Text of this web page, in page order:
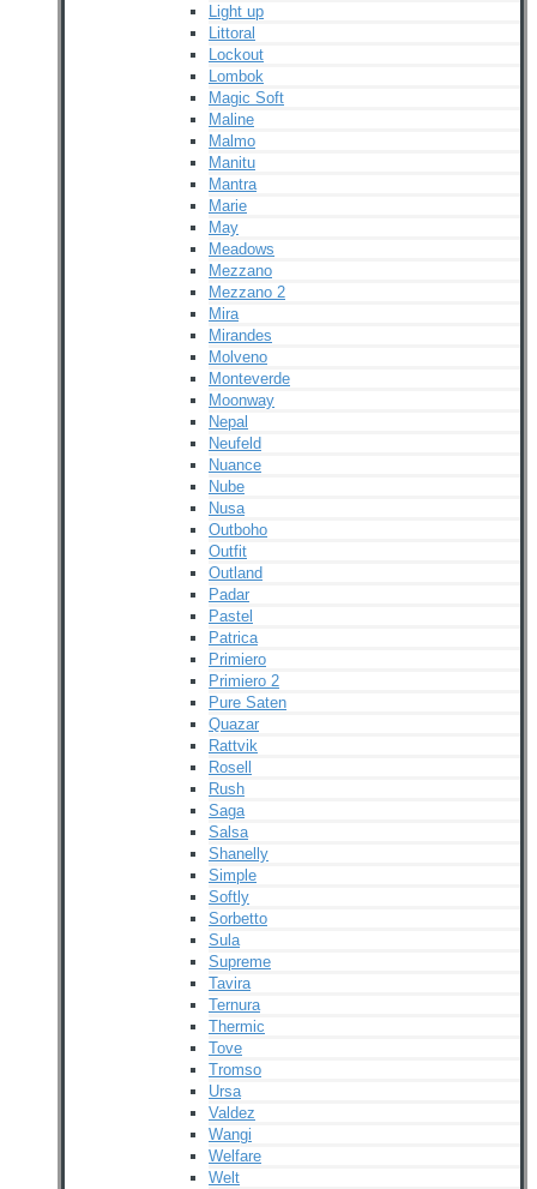
Light up
Littoral
Lockout
Lombok
Magic Soft
Maline
Malmo
Manitu
Mantra
Marie
May
Meadows
Mezzano
Mezzano 2
Mira
Mirandes
Molveno
Monteverde
Moonway
Nepal
Neufeld
Nuance
Nube
Nusa
Outboho
Outfit
Outland
Padar
Pastel
Patrica
Primiero
Primiero 2
Pure Saten
Quazar
Rattvik
Rosell
Rush
Saga
Salsa
Shanelly
Simple
Softly
Sorbetto
Sula
Supreme
Tavira
Ternura
Thermic
Tove
Tromso
Ursa
Valdez
Wangi
Welfare
Welt